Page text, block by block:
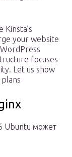
Kinsta’s
your website
focuses
Let us show
Ubuntu может